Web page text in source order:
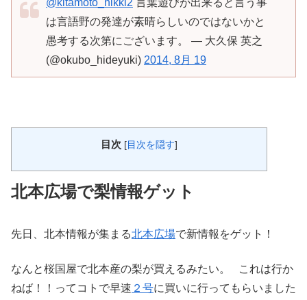
は言語野の発達が素晴らしいのではないかと
愚考する次第にございます。 — 大久保 英之
(@okubo_hideyuki) 2014, 8月 19
目次 [目次を隠す]
北本広場で梨情報ゲット
先日、北本情報が集まる北本広場で新情報をゲット！
なんと桜国屋で北本産の梨が買えるみたい。 これは行か
ねば！！ってコトで早速 ２号に買いに行ってもらいました